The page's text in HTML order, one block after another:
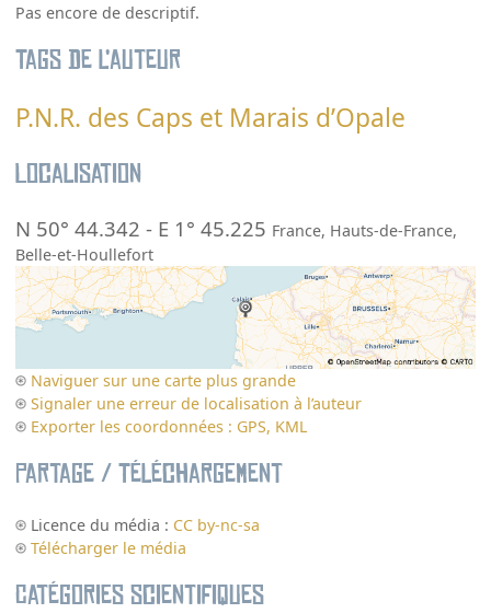
Pas encore de descriptif.
Tags de l’auteur
P.N.R. des Caps et Marais d’Opale
Localisation
N 50° 44.342 - E 1° 45.225 France, Hauts-de-France,
Belle-et-Houllefort
Naviguer sur une carte plus grande
Signaler une erreur de localisation à l’auteur
Exporter les coordonnées : GPS, KML
Partage / Téléchargement
Licence du média : CC by-nc-sa
Télécharger le média
Catégories scientifiques